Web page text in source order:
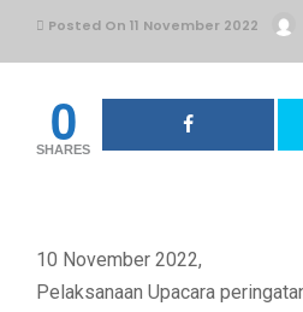
Posted On 11 November 2022
0
SHARES
10 November 2022,
Pelaksanaan Upacara